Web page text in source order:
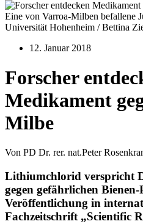
Eine von Varroa-Milben befallene
Universität Hohenheim / Bettina
12. Januar 2018
Forscher
Medikament
Milbe
Von PD Dr. rer. nat.Peter
Lithiumchlorid verspricht
gegen gefährlichen
Veröffentlichung in
Fachzeitschrift „Scientific